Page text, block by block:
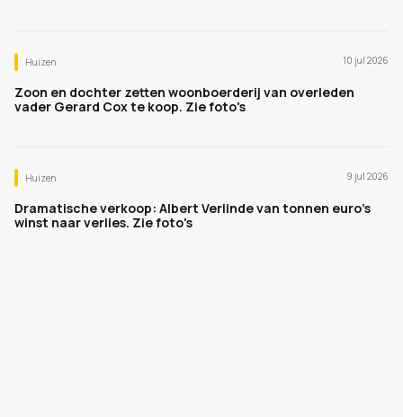
Huizen 10 jul 2026
Zoon en dochter zetten woonboerderij van overleden
vader Gerard Cox te koop. Zie foto's
Huizen 9 jul 2026
Dramatische verkoop: Albert Verlinde van tonnen euro's
winst naar verlies. Zie foto's